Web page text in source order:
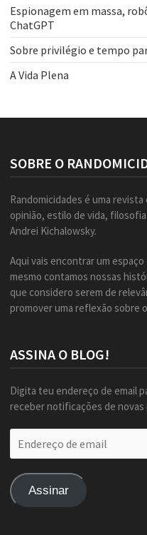
Espionagem em massa,
ChatGPT
Sobre privilégio e tempo
A Vida Plena
SOBRE O
Randomicidades é uma
opinião, estilo de vida,
Andrei Kichalowsky.
Aqui vais encontrar um
mesmo contamos nossas
que considero serem de
promover uma reflexão sobre
ASSINA O BLOG!
Digita teu endereço de email
receber notificações de novas
de
Assinar